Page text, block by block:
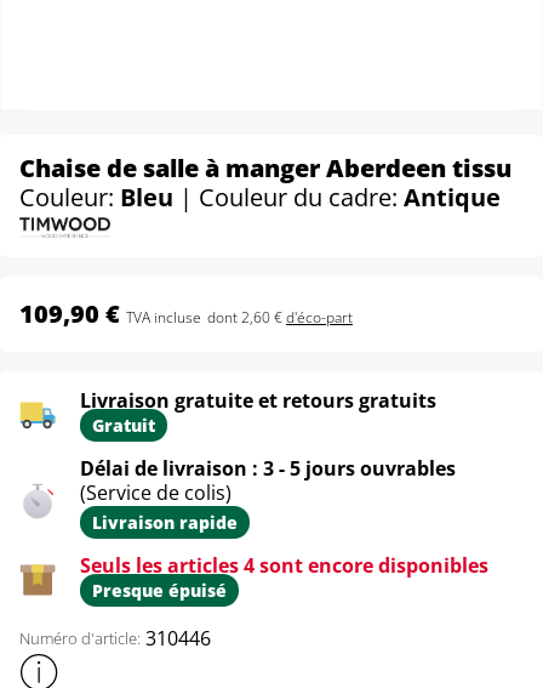
Chaise de salle à manger Aberdeen tissu
Couleur: Bleu | Couleur du cadre: Antique
109,90 € TVA incluse dont 2,60 €d'éco-part
Livraison gratuite et retours gratuits
Gratuit
Délai de livraison : 3 - 5 jours ouvrables
(Service de colis)
Livraison rapide
Seuls les articles 4 sont encore disponibles
Presque épuisé
Numéro d'article: 310446
Afficher plus d'informations sur le produit